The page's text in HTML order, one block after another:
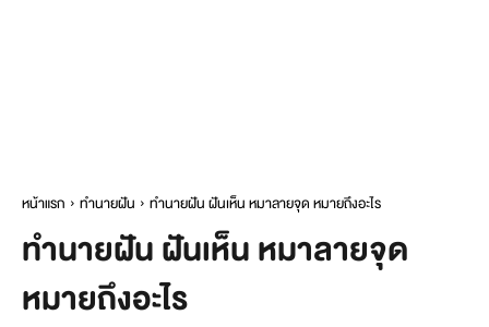
หน้าแรก ทำนายฝัน ทำนายฝัน ฝันเห็น หมาลายจุด หมายถึงอะไร
ทำนายฝัน ฝันเห็น หมาลายจุด
หมายถึงอะไร